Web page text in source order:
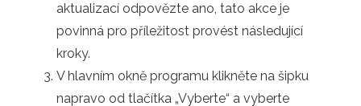
aktualizací odpovězte ano, tato akce je
povinná pro příležitost provést následující
kroky.
V hlavním okně programu klikněte na šipku
napravo od tlačítka „Vyberte“ a vyberte